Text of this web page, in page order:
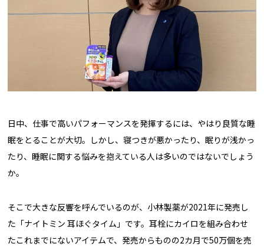
日中、仕事で高いパフォーマンスを発揮するには、やはり良質な睡
眠をとることが大切。しかし、寝つきが悪かったり、眠りが浅かっ
たり、睡眠に関する悩みを抱えている人は多いのではないでしょう
か。
そこで大きな反響を呼んでいるのが、小林製薬が2021年に発売し
た「ナイトミン 耳ほぐタイム」です。耳栓にカイロを組み合わせ
たこれまでにないアイテムで、発売からものの2カ月で50万個を売